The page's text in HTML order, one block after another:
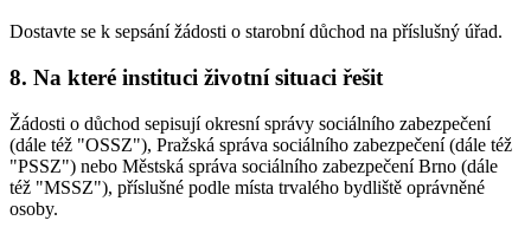
Dostavte se k sepsání žádosti o starobní důchod na příslušný úřad.
8. Na které instituci životní situaci řešit
Žádosti o důchod sepisují okresní správy sociálního zabezpečení
(dále též "OSSZ"), Pražská správa sociálního zabezpečení (dále též
"PSSZ") nebo Městská správa sociálního zabezpečení Brno (dále
též "MSSZ"), příslušné podle místa trvalého bydliště oprávněné
osoby.